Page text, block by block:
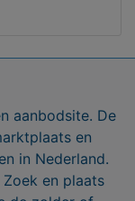
aanbodsite. De
en
in Nederland.
en plaats